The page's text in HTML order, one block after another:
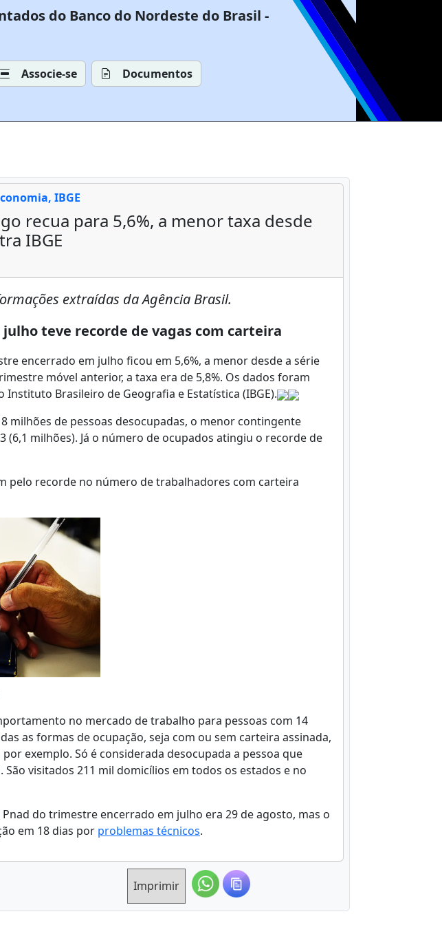
do Banco do Nordeste do Brasil -
Associe-se
Documentos
IBGE
recua para 5,6%, a menor taxa desde
IBGE
extraídas da Agência Brasil.
teve recorde de vagas com carteira
encerrado em julho ficou em 5,6%, a menor desde a série
móvel anterior, a taxa era de 5,8%. Os dados foram
Brasileiro de Geografia e Estatística (IBGE).
milhões de pessoas desocupadas, o menor contingente
(6,1 milhões). Já o número de ocupados atingiu o recorde de
pelo recorde no número de trabalhadores com carteira
no mercado de trabalho para pessoas com 14
as formas de ocupação, seja com ou sem carteira assinada,
exemplo. Só é considerada desocupada a pessoa que
visitados 211 mil domicílios em todos os estados e no
do trimestre encerrado em julho era 29 de agosto, mas o
em 18 dias por problemas técnicos.
Imprimir